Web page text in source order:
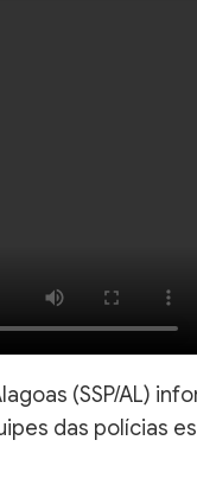
(SSP/AL)
das polícias